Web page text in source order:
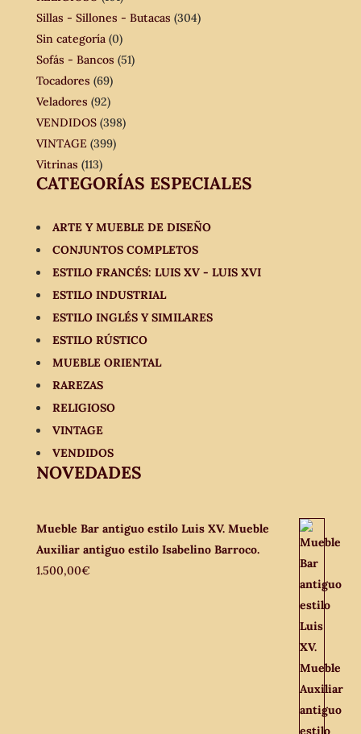
Sillas - Sillones - Butacas (304)
Sin categoría (0)
Sofás - Bancos (51)
Tocadores (69)
Veladores (92)
VENDIDOS (398)
VINTAGE (399)
Vitrinas (113)
CATEGORÍAS ESPECIALES
ARTE Y MUEBLE DE DISEÑO
CONJUNTOS COMPLETOS
ESTILO FRANCÉS: LUIS XV - LUIS XVI
ESTILO INDUSTRIAL
ESTILO INGLÉS Y SIMILARES
ESTILO RÚSTICO
MUEBLE ORIENTAL
RAREZAS
RELIGIOSO
VINTAGE
VENDIDOS
NOVEDADES
Mueble Bar antiguo estilo Luis XV. Mueble
Auxiliar antiguo estilo Isabelino Barroco.
1.500,00€